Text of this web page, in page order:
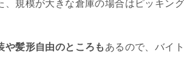
、規模が大きな倉庫の場合はピッキン
や髪形自由のところも あるので、バイ